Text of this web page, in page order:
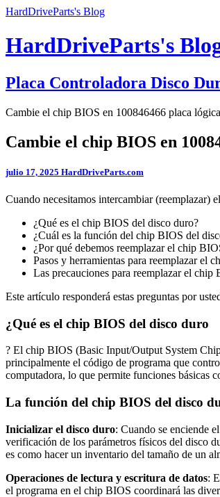
HardDriveParts's Blog
HardDriveParts's
Placa Controladora Disco
Cambie el chip BIOS en 100846466 placa
Cambie el chip BIOS en
julio 17, 2025 HardDriveParts.com
Cuando necesitamos intercambiar (reemplazar)
¿Qué es el chip BIOS del disco duro?
¿Cuál es la función del chip BIOS del
¿Por qué debemos reemplazar el chip
Pasos y herramientas para reemplazar el
Las precauciones para reemplazar el
Este artículo responderá estas preguntas por
¿Qué es el chip BIOS del disco duro
? El chip BIOS (Basic Input/Output System
principalmente el código de programa que
computadora, lo que permite funciones básicas
La función del chip BIOS del disco
Inicializar el disco duro: Cuando se enciende
verificación de los parámetros físicos del disco
es como hacer un inventario del tamaño de un
Operaciones de lectura y escritura de datos:
el programa en el chip BIOS coordinará las